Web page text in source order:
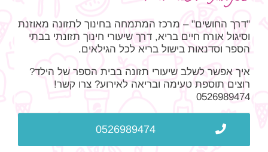
"דרך החושים" – מרכז המתמחה בחינוך לתזונה מאוזנת
וסיגול אורח חיים בריא, דרך שיעורי חינוך תזונתי בבתי
הספר וסדנאות בישול בריא לכל הגילאים.
איך אפשר לשלב שיעורי תזונה בבית הספר של הילד?
רוצים תוספת טעימה ובריאה לאירוע? צרו קשר!
0526989474
0526989474